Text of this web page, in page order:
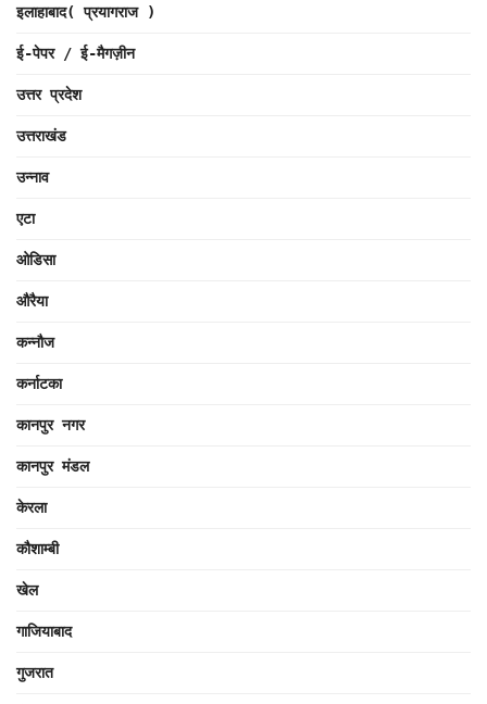
इलाहाबाद( प्रयागराज )
ई-पेपर / ई-मैगज़ीन
उत्तर प्रदेश
उत्तराखंड
उन्नाव
एटा
ओडिसा
औरैया
कन्नौज
कर्नाटका
कानपुर नगर
कानपुर मंडल
केरला
कौशाम्बी
खेल
गाजियाबाद
गुजरात